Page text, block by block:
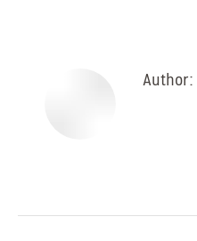
Author: